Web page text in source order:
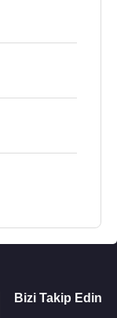
Bizi Takip Edin